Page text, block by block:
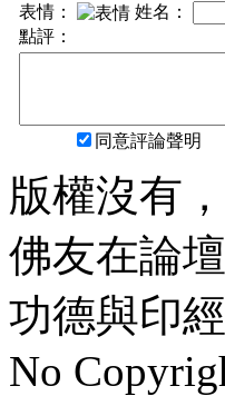
表情： 姓名：
點評：
同意評論聲明
版權沒有
佛友在論
功德與印經
No